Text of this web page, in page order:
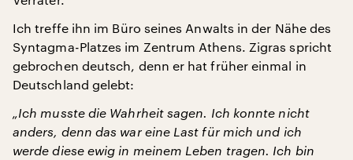
Ich treffe ihn im Büro seines Anwalts in der Nähe des
Syntagma-Platzes im Zentrum Athens. Zigras spricht
gebrochen deutsch, denn er hat früher einmal in
Deutschland gelebt:
„Ich musste die Wahrheit sagen. Ich konnte nicht
anders, denn das war eine Last für mich und ich
werde diese ewig in meinem Leben tragen. Ich bin